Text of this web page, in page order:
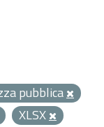
pubblica
XLSX